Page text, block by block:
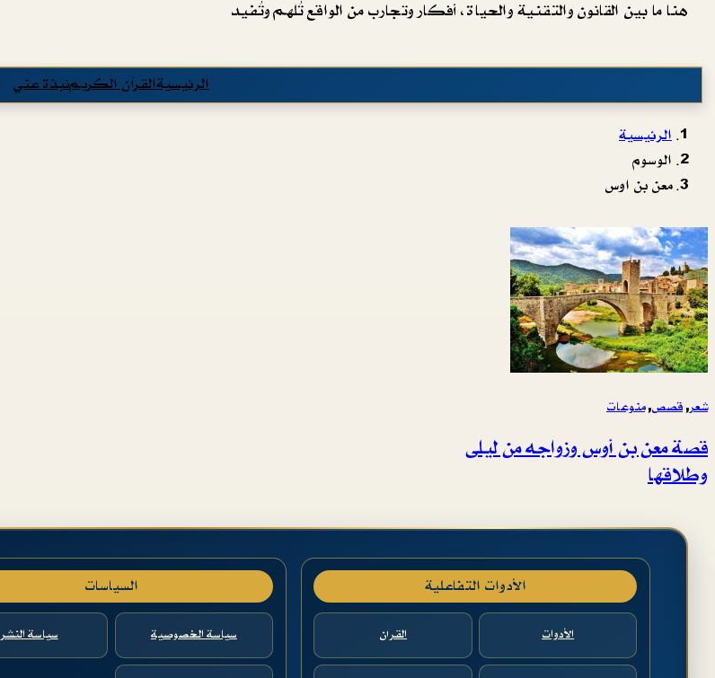
هنا ما بين القانون والتقنية والحياة، أفكار وتجارب من الواقع تُلهم وتُفيد
الرئيسيةالقرآن الكريمنبذة عني
الرئيسية
الوسوم
معن بن اوس
شعر, قصص, منوعات
قصة معن بن أوس وزواجه من ليلى
وطلاقها
الأدوات التفاعلية
الأدوات القرآن
السياسات
سياسة الخصوصية سياسة النشر